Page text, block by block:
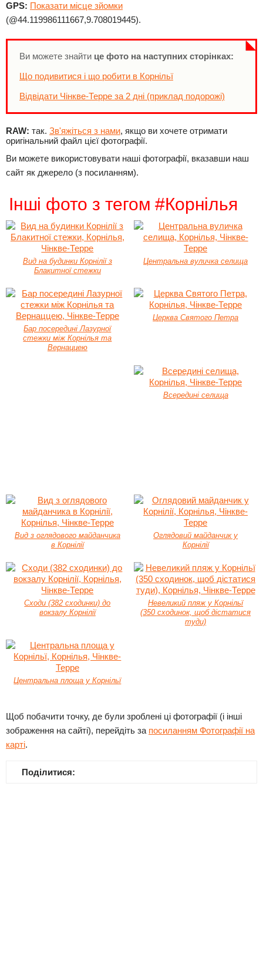
GPS: Показати місце зйомки
(@44.119986111667,9.708019445).
Ви можете знайти це фото на наступних сторінках:
Що подивитися і що робити в Корнільї
Відвідати Чінкве-Терре за 2 дні (приклад подорожі)
RAW: так. Зв'яжіться з нами, якщо ви хочете отримати
оригінальний файл цієї фотографії.
Ви можете використовувати наші фотографії, вказавши наш
сайт як джерело (з посиланням).
Інші фото з тегом #Корнілья
Вид на будинки Корнілії з
Блакитної стежки
Центральна вуличка селища
Бар посередині Лазурної
стежки між Корнілья та
Вернаццею
Церква Святого Петра
Всередині селища
Вид з оглядового майданчика
в Корнілії
Оглядовий майданчик у
Корнілії
Сходи (382 сходинки) до
вокзалу Корнілії
Невеликий пляж у Корнільї
(350 сходинок, щоб дістатися
туди)
Центральна площа у Корнільї
Щоб побачити точку, де були зроблені ці фотографії (і інші
зображення на сайті), перейдіть за посиланням Фотографії на
карті.
Поділитися: